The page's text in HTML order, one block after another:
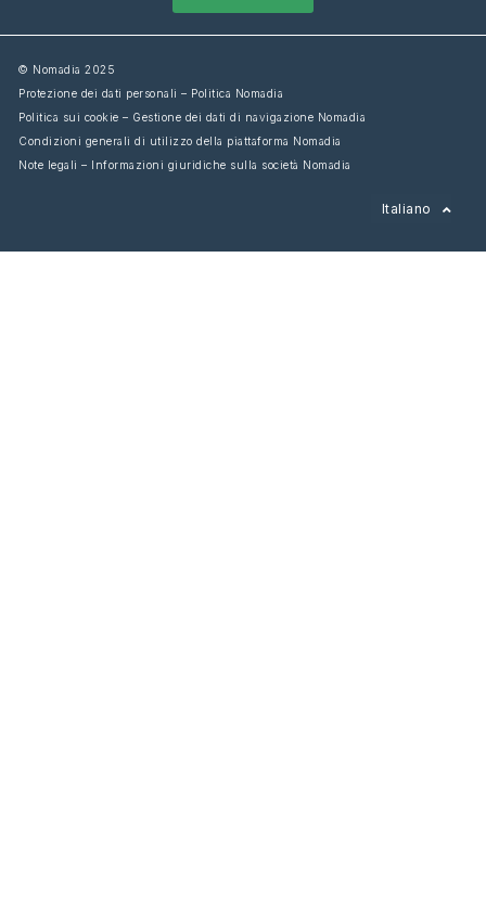
© Nomadia 2025
Protezione dei dati personali – Politica Nomadia
Politica sui cookie – Gestione dei dati di navigazione Nomadia
Condizioni generali di utilizzo della piattaforma Nomadia
Note legali – Informazioni giuridiche sulla società Nomadia
Italiano
Français
Español